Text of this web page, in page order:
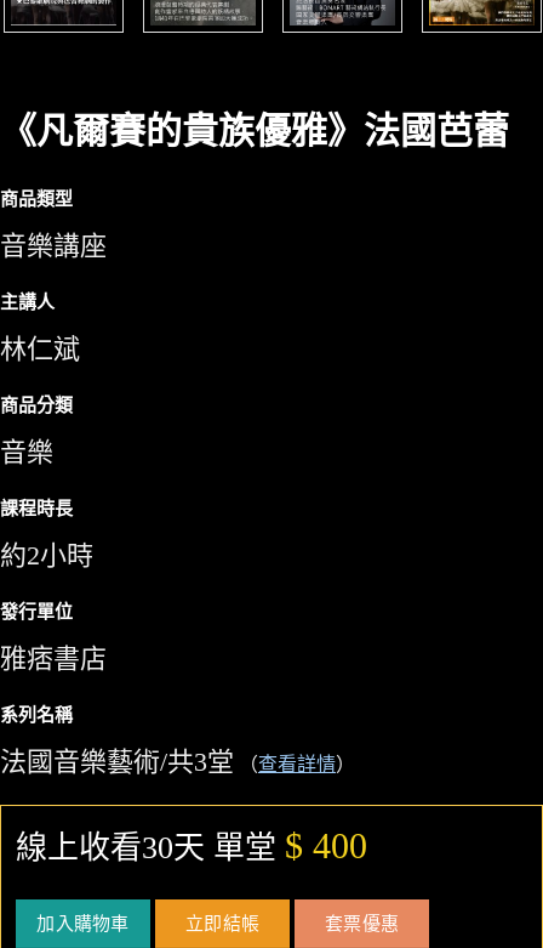
《凡爾賽的貴族優雅》法國芭蕾
商品類型
音樂講座
主講人
林仁斌
商品分類
音樂
課程時長
約2小時
發行單位
雅痞書店
系列名稱
法國音樂藝術/共3堂 （查看詳情）
線上收看30天 單堂 $ 400
加入購物車 立即結帳 套票優惠